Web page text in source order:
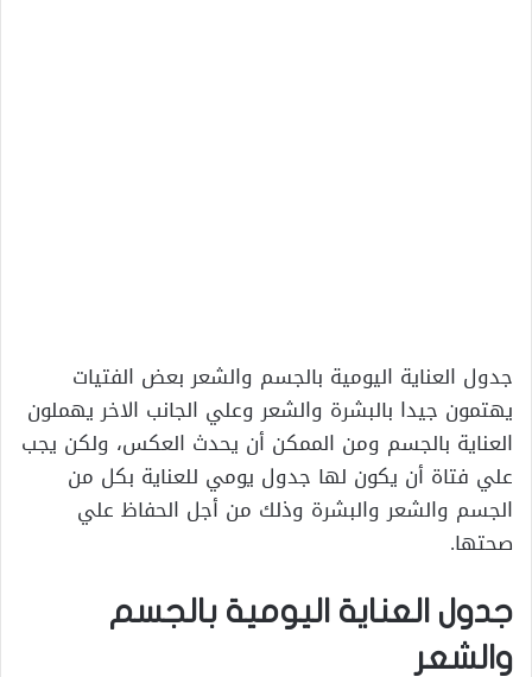
جدول العناية اليومية بالجسم والشعر بعض الفتيات
يهتمون جيدا بالبشرة والشعر وعلي الجانب الاخر يهملون
العناية بالجسم ومن الممكن أن يحدث العكس، ولكن يجب
علي فتاة أن يكون لها جدول يومي للعناية بكل من
الجسم والشعر والبشرة وذلك من أجل الحفاظ علي
صحتها.
جدول العناية اليومية بالجسم
والشعر